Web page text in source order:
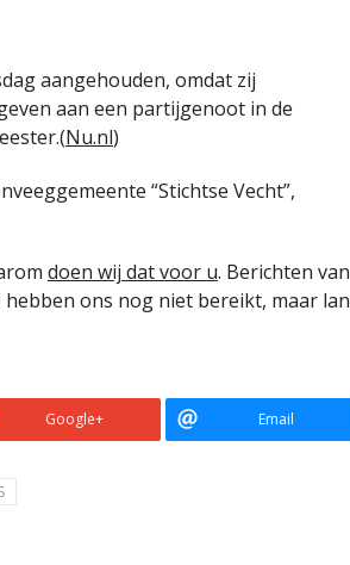
aangehouden, omdat zij
aan een partijgenoot in de
Nu.nl)
“Stichtse Vecht”,
doen wij dat voor u. Berichten van
ons nog niet bereikt, maar
Google+ Email